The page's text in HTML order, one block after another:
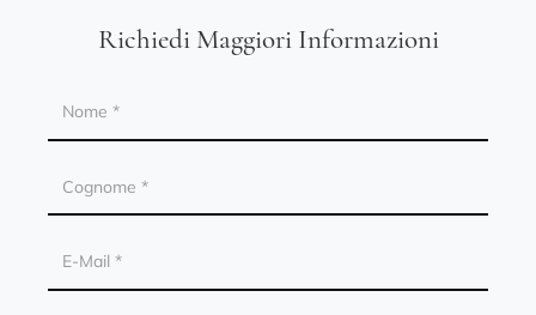
Richiedi Maggiori Informazioni